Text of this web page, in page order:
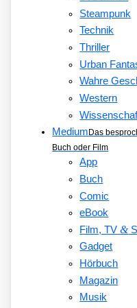
Steampunk
Technik
Thriller
Urban
Wahre
Western
Medium Das
Buch oder Film
App
Buch
Comic
eBook
Film, TV&
Gadget
Hörbuch
Magazin
Musik